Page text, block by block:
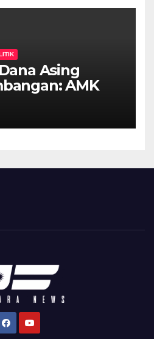
Asing
AMK
Menyeluruh